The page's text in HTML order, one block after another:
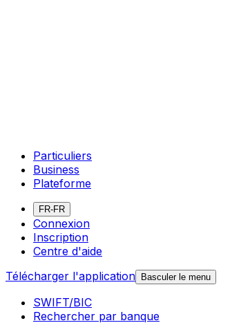
Particuliers
Business
Plateforme
FR-FR
Connexion
Inscription
Centre d'aide
Télécharger l'application Basculer le menu
SWIFT/BIC
Rechercher par banque